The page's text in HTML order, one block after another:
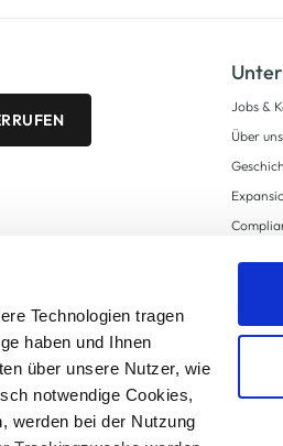
Technologien tragen
haben und Ihnen
über unsere Nutzer, wie
notwendige Cookies,
werden bei der Nutzung
Jobs &
Über uns
Supply